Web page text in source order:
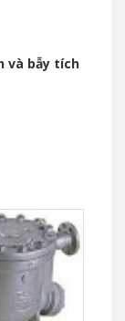
và bẫy tích